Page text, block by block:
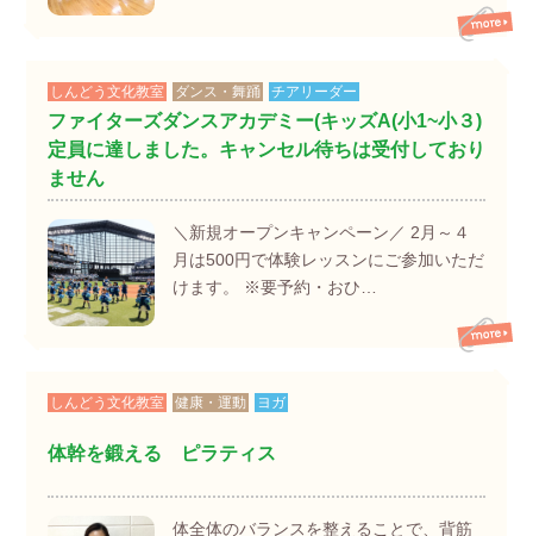
しんどう文化教室 ダンス・舞踊 チアリーダー
ファイターズダンスアカデミー(キッズA(小1~小３)
定員に達しました。キャンセル待ちは受付しており
ません
＼新規オープンキャンペーン／ 2月～４
月は500円で体験レッスンにご参加いただ
けます。 ※要予約・おひ…
しんどう文化教室 健康・運動 ヨガ
体幹を鍛える ピラティス
体全体のバランスを整えることで、背筋